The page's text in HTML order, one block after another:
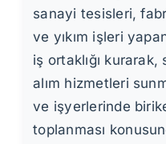
sanayi tesisleri,
ve yıkım işleri
iş ortaklığı
alım hizmetleri
ve işyerlerinde
toplanması